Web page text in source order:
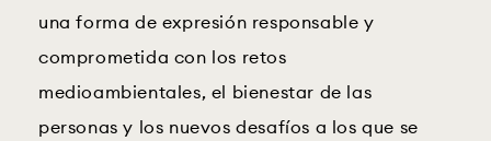
una forma de expresión responsable y
comprometida con los retos
medioambientales, el bienestar de las
personas y los nuevos desafíos a los que se